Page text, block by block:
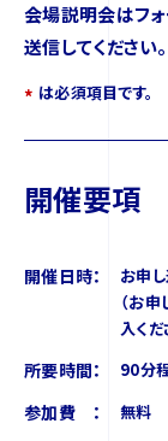
会場説明会はフ
送信してください。
* は必須項目です。
開催要項
開催日時：
お申
（お
入くだ
所要時間： 90分
参加費 ： 無料